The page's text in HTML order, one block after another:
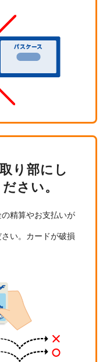
り部にし
さい。
精算やお支払いが
い。カードが破損